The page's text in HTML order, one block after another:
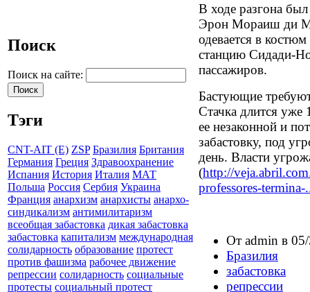
Поиск
Поиск на сайте:
Тэги
CNT-AIT (E) ZSP Бразилия Британия
Германия Греция Здравоохранение
Испания История Италия МАТ
Польша Россия Сербия Украина
Франция анархизм анархисты анархо-
синдикализм антимилитаризм
всеобщая забастовка дикая забастовка
забастовка капитализм международная
солидарность образование протест
против фашизма рабочее движение
репрессии солидарность социальные
протесты социальный протест
В ходе разгона был
Эрон Мораиш ди
одевается в
станцию Сидади-
пассажиров.
Бастующие
Стачка длится уже
ее незаконной и
забастовку, под
день. Власти
(http://
professores-termina-
От admin в
Бразилия
забастовка
репрессии